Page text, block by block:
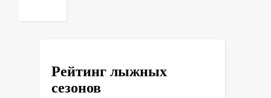
Рейтинг лыжных
сезонов